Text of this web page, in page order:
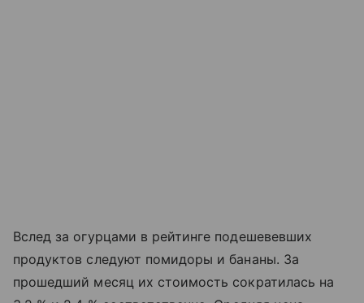
Вслед за огурцами в рейтинге подешевевших
продуктов следуют помидоры и бананы. За
прошедший месяц их стоимость сократилась на